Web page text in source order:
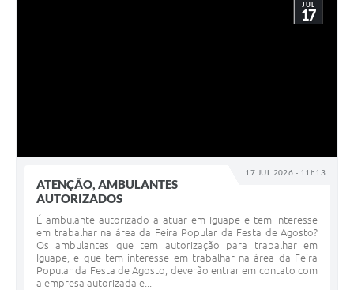
17 JUL 2026 - 11h13
JUL
17
ATENÇÃO, AMBULANTES
AUTORIZADOS
É ambulante autorizado a atuar em Iguape e tem interesse
em trabalhar na área da Feira Popular da Festa de Agosto?
Os ambulantes que tem autorização para trabalhar em
Iguape, e que tem interesse em trabalhar na área da Feira
Popular da Festa de Agosto, deverão entrar em contato com
a empresa autorizada e...